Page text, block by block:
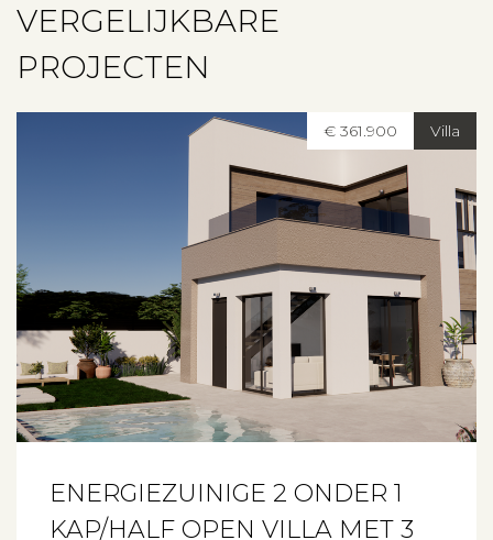
VERGELIJKBARE
PROJECTEN
Villa
€ 361.900
ENERGIEZUINIGE 2 ONDER 1
KAP/HALF OPEN VILLA MET 3